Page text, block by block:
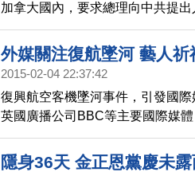
加拿大國內，要求總理向中共提
員敦促哈珀，向中共領導人當面
外媒關注復航墜河 藝人祈
2015-02-04 22:37:42
復興航空客機墜河事件，引發國
英國廣播公司BBC等主要國際媒
許多藝人也留言祈福。
隱身36天 金正恩黨慶未